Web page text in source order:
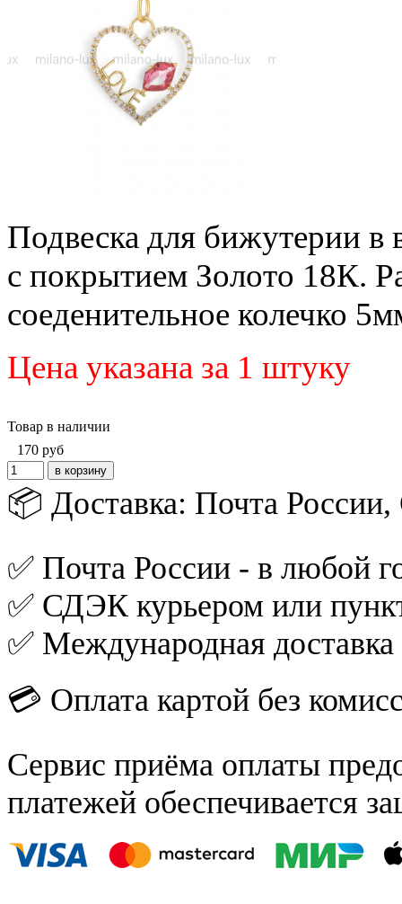
Подвеска для бижутерии в
с покрытием Золото 18К.
соеденительное колечко
Цена указана за 1 штуку
Товар в наличии
170 руб
📦 Доставка: Почта
✅ Почта России - в любой
✅ СДЭК курьером или
✅ Международная
💳 Оплата картой без
Сервис приёма оплаты
платежей обеспечивается